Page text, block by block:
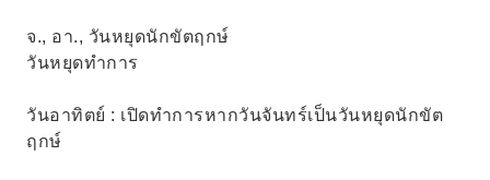
จ., อา., วันหยุดนักขัตฤกษ์
วันหยุดทำการ
วันอาทิตย์ : เปิดทำการหากวันจันทร์เป็นวันหยุดนักขัต
ฤกษ์